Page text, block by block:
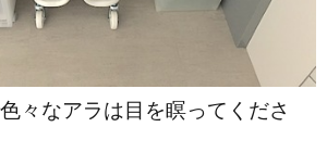
々なアラは目を瞑ってくださ